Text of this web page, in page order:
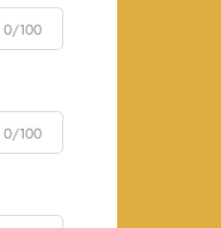
0/100
0/100